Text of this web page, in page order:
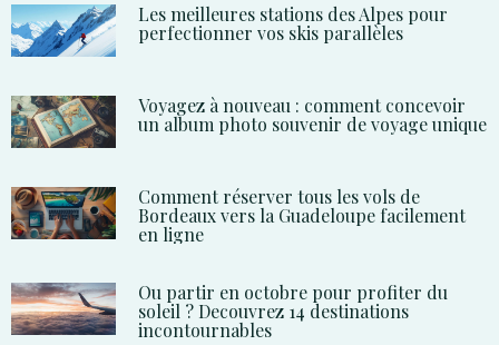
Les meilleures stations des Alpes pour
perfectionner vos skis parallèles
Voyagez à nouveau : comment concevoir
un album photo souvenir de voyage unique
Comment réserver tous les vols de
Bordeaux vers la Guadeloupe facilement
en ligne
Ou partir en octobre pour profiter du
soleil ? Decouvrez 14 destinations
incontournables